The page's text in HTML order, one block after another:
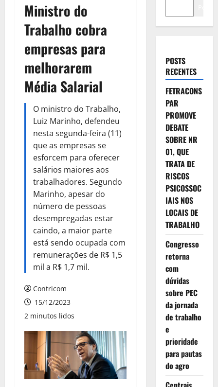
Ministro do
Trabalho cobra
empresas para
melhorarem
Média Salarial
O ministro do Trabalho,
Luiz Marinho, defendeu
nesta segunda-feira (11)
que as empresas se
esforcem para oferecer
salários maiores aos
trabalhadores. Segundo
Marinho, apesar do
número de pessoas
desempregadas estar
caindo, a maior parte
está sendo ocupada com
remunerações de R$ 1,5
mil a R$ 1,7 mil.
Contricom
15/12/2023
2 minutos lidos
POSTS
RECENTES
FETRACONS
PAR
PROMOVE
DEBATE
SOBRE NR
01, QUE
TRATA DE
RISCOS
PSICOSSOC
IAIS NOS
LOCAIS DE
TRABALHO
Congresso
retorna
com
dúvidas
sobre PEC
da jornada
de trabalho
e
prioridade
para pautas
do agro